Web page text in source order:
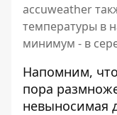
accuweather
температуры в
минимум - в
Напомним,
пора
невыносимая